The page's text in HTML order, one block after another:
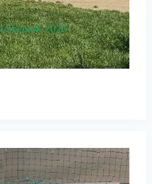
Seepark 2026